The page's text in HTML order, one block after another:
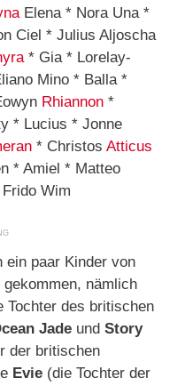
Elena * Nora Una *
Ciel * Julius Aljoscha
* Gia * Lorelay-
Mino * Balla *
Rhiannon *
* Lucius * Jonne
* Christos Atticus
* Amiel * Matteo
Wim
ein paar Kinder von
nämlich
Tochter des britischen
Jade und Story
der britischen
Evie (die Tochter der